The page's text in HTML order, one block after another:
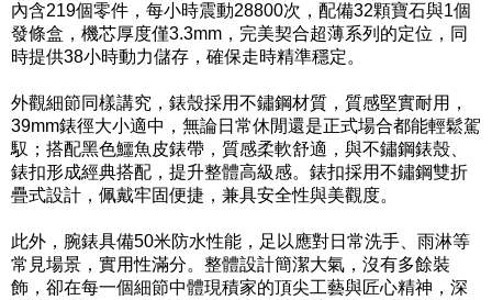
內含219個零件，每小時震動28800次，配備32顆寶石與1個
發條盒，機芯厚度僅3.3mm，完美契合超薄系列的定位，同
時提供38小時動力儲存，確保走時精準穩定。
外觀細節同樣講究，錶殼採用不鏽鋼材質，質感堅實耐用，
39mm錶徑大小適中，無論日常休閒還是正式場合都能輕鬆駕
馭；搭配黑色鱷魚皮錶帶，質感柔軟舒適，與不鏽鋼錶殼、
錶扣形成經典搭配，提升整體高級感。錶扣採用不鏽鋼雙折
疊式設計，佩戴牢固便捷，兼具安全性與美觀度。
此外，腕錶具備50米防水性能，足以應對日常洗手、雨淋等
常見場景，實用性滿分。整體設計簡潔大氣，沒有多餘裝
飾，卻在每一個細節中體現積家的頂尖工藝與匠心精神，深